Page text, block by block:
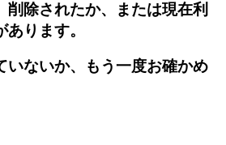
削除されたか、または現在利
ります。
いないか、もう一度お確かめ